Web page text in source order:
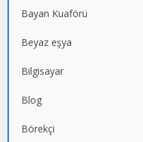
Bayan Kuaförü
Beyaz eşya
Bilgisayar
Blog
Börekçi